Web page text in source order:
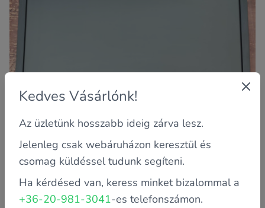
Garancia: 2 év saját
Kijelző méret: 24"
Kedves Vásárlónk!
Az üzletünk hosszabb ideig zárva lesz.
Jelenleg csak webáruházon keresztül és
csomag küldéssel tudunk segíteni.
Ha kérdésed van, keress minket bizalommal a
+36-20-981-3041-es telefonszámon.